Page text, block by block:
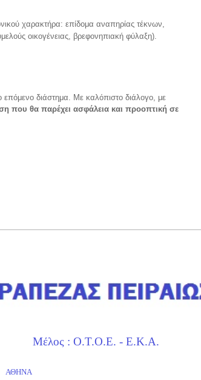
χαρακτήρα: επίδομα αναπηρίας τέκνων,
οικογένειας, βρεφονηπιακή φύλαξη).
επόμενο διάστημα. Με καλόπιστο διάλογο, με
που θα παρέχει ασφάλεια και προοπτική σε
- Ε.Κ.Α.
ΑΘΗΝΑ